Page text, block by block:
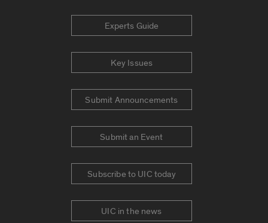
Experts Guide
Key Issues
Submit Announcements
Submit an Event
Subscribe to UIC today
UIC in the news